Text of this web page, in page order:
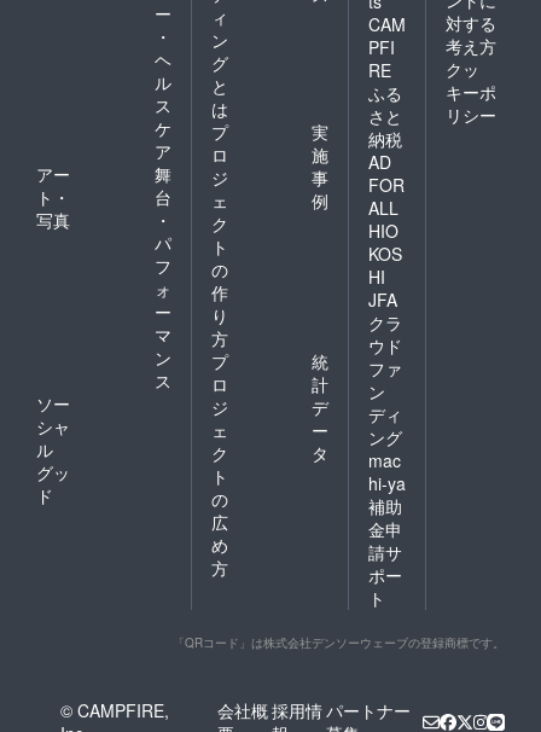
ー
・
ヘ
ル
ス
ケ
ア
アー
ト・
写真
舞
台
・
パ
フ
ォ
ー
マ
ン
ス
ソー
シャ
ル
グッ
ド
ィ
ン
グ
と
は
プ
ロ
ジ
ェ
ク
ト
の
作
り
方
実
施
事
例
プ
ロ
ジ
ェ
ク
ト
の
広
め
方
統
計
デ
ー
タ
CAM
PFI
RE
ふる
さと
納税
AD
FOR
ALL
HIO
KOS
HI
JFA
クラ
ウド
ファ
ン
ディ
ング
mac
hi-ya
補助
金申
請サ
ポー
ト
対する
考え方
クッ
キーポ
リシー
「QRコード」は株式会社デンソーウェーブの登録商標です。
© CAMPFIRE,
会社概採用情パートナー